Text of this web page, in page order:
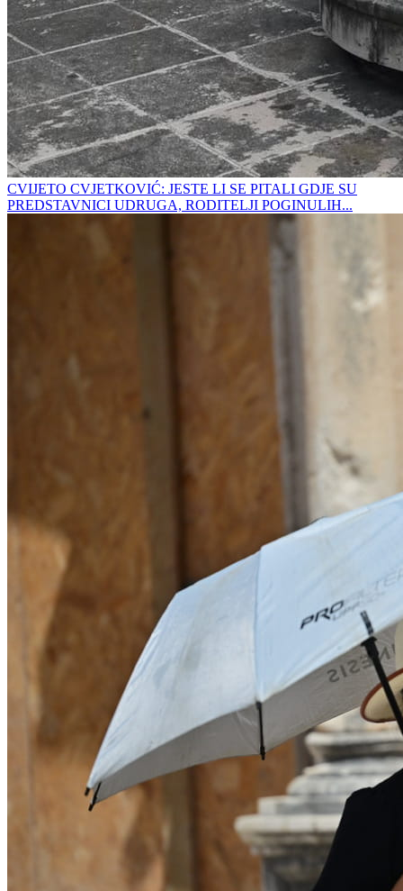
CVIJETO CVJETKOVIĆ: JESTE LI SE PITALI GDJE SU
PREDSTAVNICI UDRUGA, RODITELJI POGINULIH...